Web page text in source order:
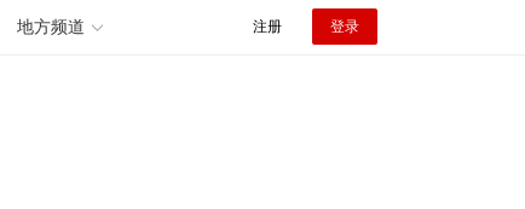
地方频道 注册 登录